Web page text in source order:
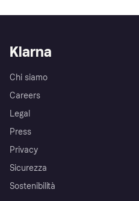
Klarna
Chi siamo
Careers
Legal
Press
Privacy
Sicurezza
Sostenibilità